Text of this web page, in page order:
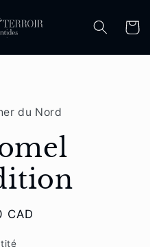
Panier
du Nord
CAD